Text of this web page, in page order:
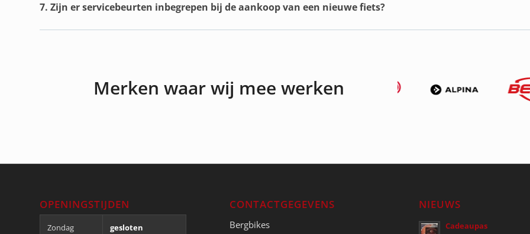
7. Zijn er servicebeurten inbegrepen bij de aankoop van een nieuwe fiets?
Merken waar wij mee werken
OPENINGSTIJDEN
Zondag gesloten
CONTACTGEGEVENS
Bergbikes
NIEUWS
Cadeaupas